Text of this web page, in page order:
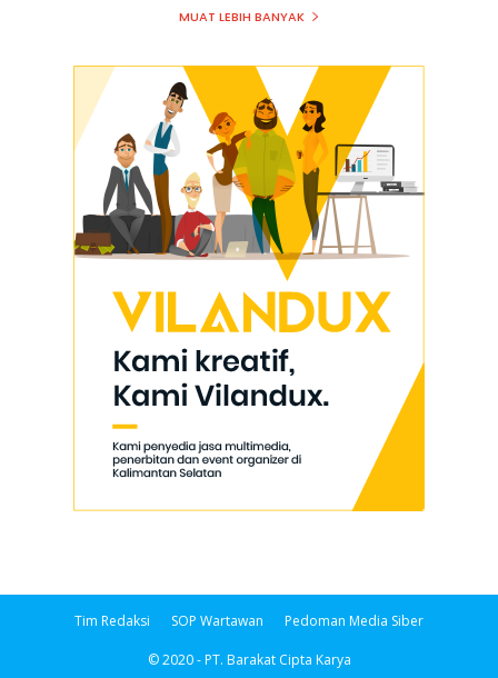
MUAT LEBIH BANYAK
Tim Redaksi SOP Wartawan Pedoman Media Siber
© 2020 - PT. Barakat Cipta Karya